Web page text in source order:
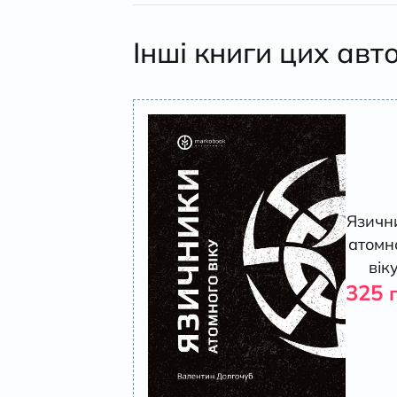
Інші книги цих
325